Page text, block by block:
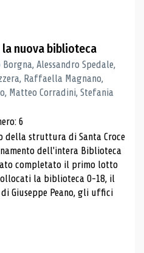
la nuova biblioteca
Alessandro Spedale,
Raffaella Magnano,
Matteo Corradini, Stefania
6
struttura di Santa Croce
dell'intera Biblioteca
completato il primo lotto
la biblioteca 0-18, il
Giuseppe Peano, gli uffici